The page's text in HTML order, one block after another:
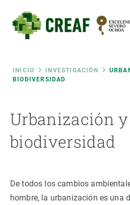
contenido
principal
Ruta
de
navegación
INICIO INVESTIGACIÓN
BIODIVERSIDAD
Urbanización y
biodiversidad
De todos los cambios
hombre, la urbanización es una
RRSS
responsive
Responsive
menu
CIENCIA EN ACCIÓN